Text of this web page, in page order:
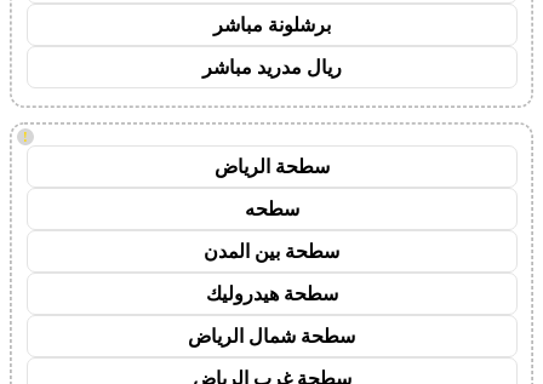
برشلونة مباشر
ريال مدريد مباشر
!
سطحة الرياض
سطحه
سطحة بين المدن
سطحة هيدروليك
سطحة شمال الرياض
سطحة غرب الرياض